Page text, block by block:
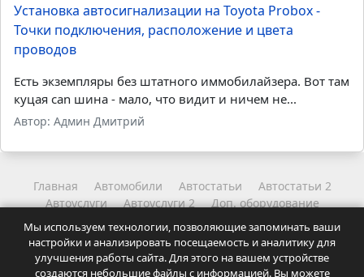
Установка автосигнализации на Toyota Probox -
Точки подключения, расположение и цвета
проводов
Есть экземпляры без штатного иммобилайзера. Вот там
куцая can шина - мало, что видит и ничем не...
Автор: Админ Дмитрий
Главная Автомобили Автостатьи
Автостатьи 2
Автоуслуги
Автоуслуги 2
Доп. оборудование
Координаты администрации
Точки подключения и карты установок автосигнализаций.
Статьи и советы для автолюбителей.
Мы используем технологии, позволяющие запоминать ваши
настройки и анализировать посещаемость и аналитику для
улучшения работы сайта. Для этого на вашем устройстве
создаются небольшие файлы с информацией. Вы можете